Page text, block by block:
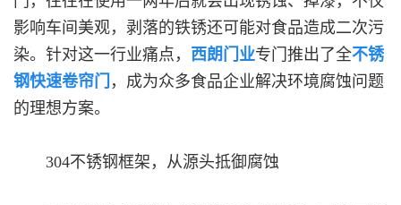
影响车间美观，剥落的铁锈还可能对食品造成二次污
染。针对这一行业痛点， 西朗门业专门推出了全不锈
钢快速卷帘门 ，成为众多食品企业解决环境腐蚀问题
的理想方案。
304不锈钢框架，从源头抵御腐蚀